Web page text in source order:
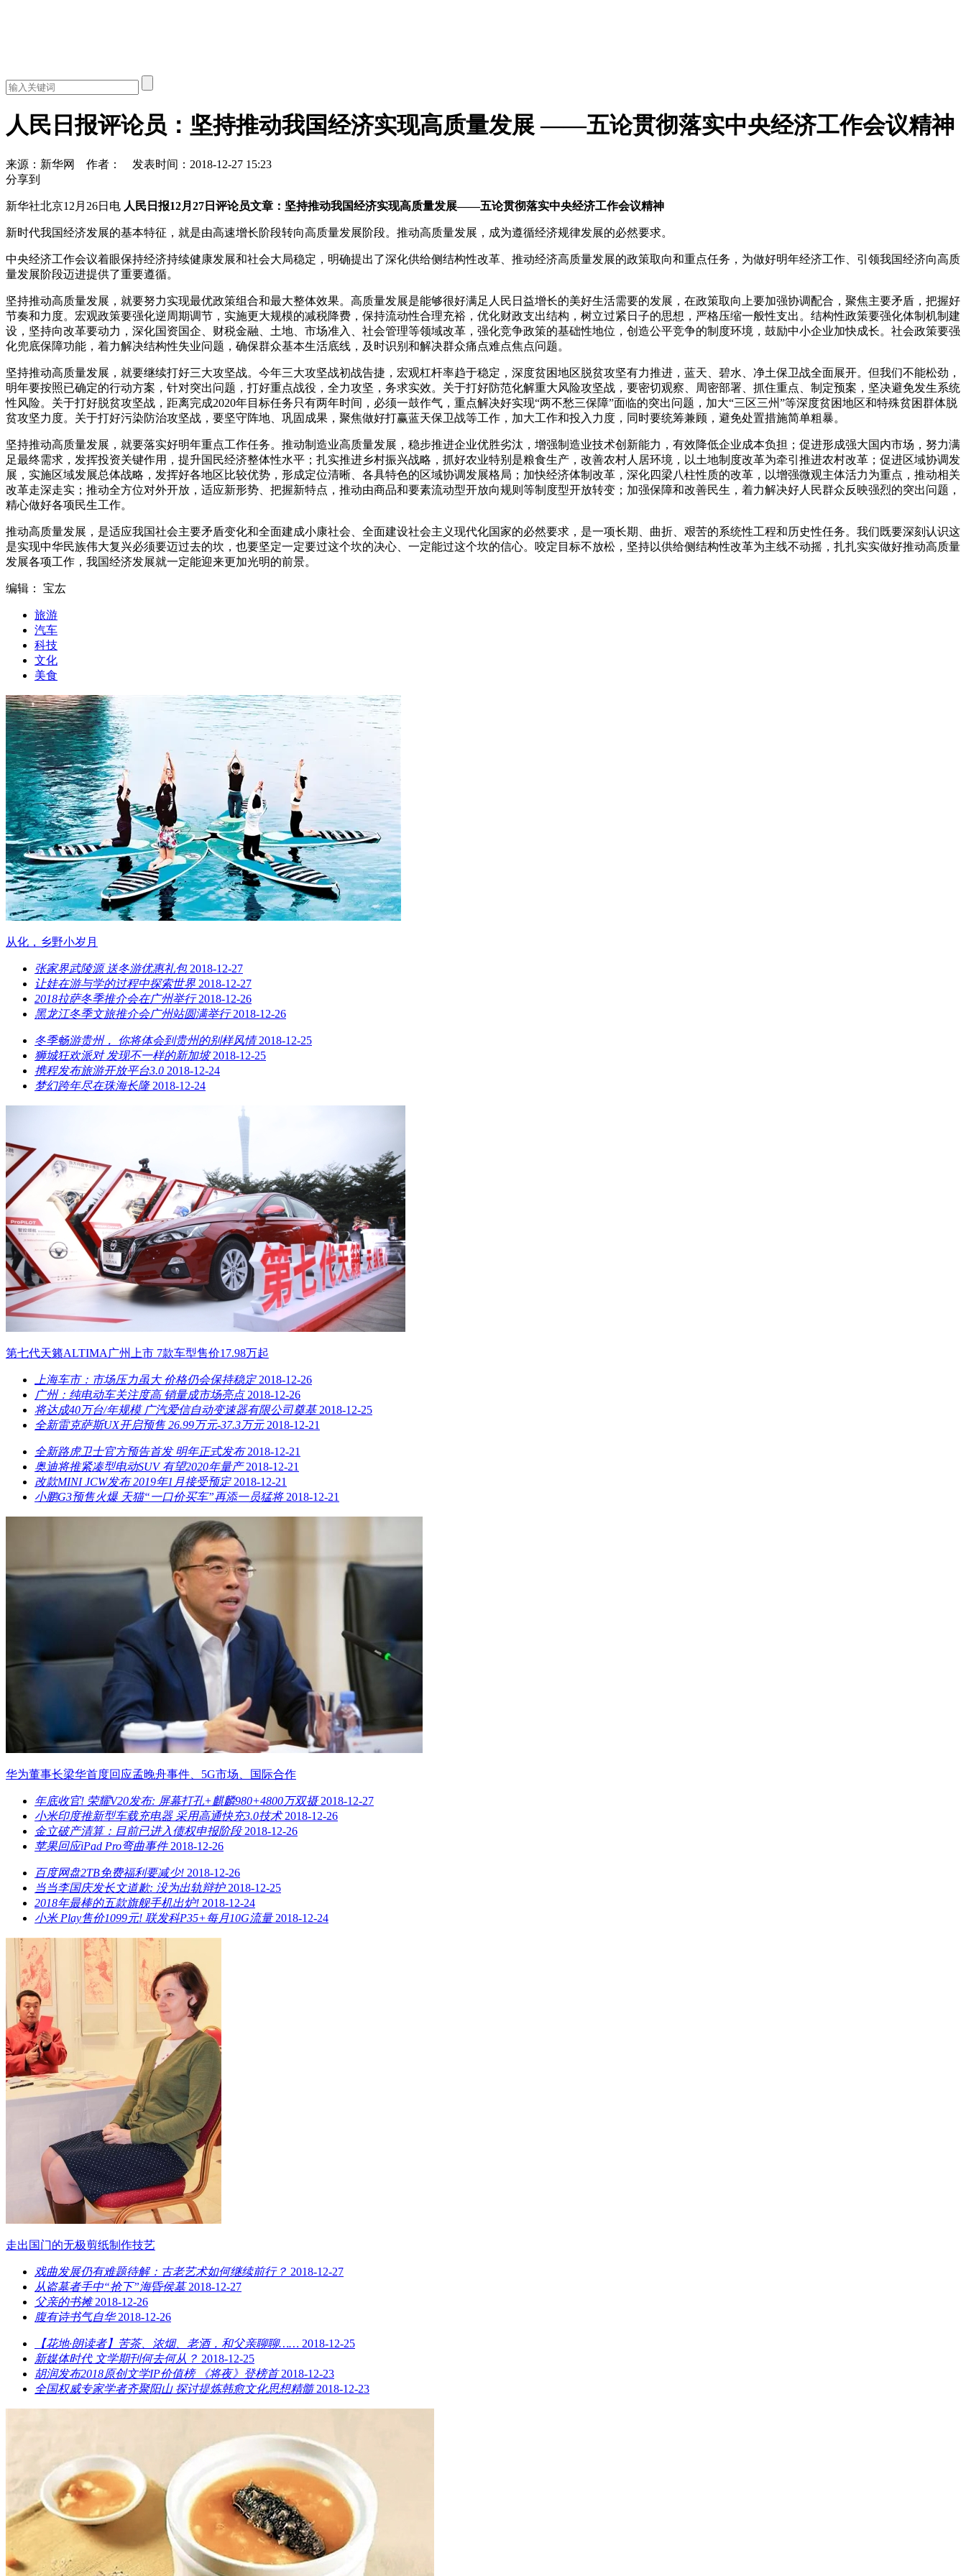
人民日报评论员：坚持推动我国经济实现高质量发展 ——五论贯彻落实中央经济工作会议精神
来源：新华网 作者：
发表时间：2018-12-27 15:23
分享到
新华社北京12月26日电 人民日报12月27日评论员文章：坚持推动我国经济实现高质量发展——五论贯彻落实中央经济工作会议精神
新时代我国经济发展的基本特征，就是由高速增长阶段转向高质量发展阶段。推动高质量发展，成为遵循经济规律发展的必然要求。
中央经济工作会议着眼保持经济持续健康发展和社会大局稳定，明确提出了深化供给侧结构性改革、推动经济高质量发展的政策取向和重点任务，为做好明年经济工作、引领我国经济向高质
量发展阶段迈进提供了重要遵循。
坚持推动高质量发展，就要努力实现最优政策组合和最大整体效果。高质量发展是能够很好满足人民日益增长的美好生活需要的发展，在政策取向上要加强协调配合，聚焦主要矛盾，把握好
节奏和力度。宏观政策要强化逆周期调节，实施更大规模的减税降费，保持流动性合理充裕，优化财政支出结构，树立过紧日子的思想，严格压缩一般性支出。结构性政策要强化体制机制建
设，坚持向改革要动力，深化国资国企、财税金融、土地、市场准入、社会管理等领域改革，强化竞争政策的基础性地位，创造公平竞争的制度环境，鼓励中小企业加快成长。社会政策要强
化兜底保障功能，着力解决结构性失业问题，确保群众基本生活底线，及时识别和解决群众痛点难点焦点问题。
坚持推动高质量发展，就要继续打好三大攻坚战。今年三大攻坚战初战告捷，宏观杠杆率趋于稳定，深度贫困地区脱贫攻坚有力推进，蓝天、碧水、净土保卫战全面展开。但我们不能松劲，
明年要按照已确定的行动方案，针对突出问题，打好重点战役，全力攻坚，务求实效。关于打好防范化解重大风险攻坚战，要密切观察、周密部署、抓住重点、制定预案，坚决避免发生系统
性风险。关于打好脱贫攻坚战，距离完成2020年目标任务只有两年时间，必须一鼓作气，重点解决好实现“两不愁三保障”面临的突出问题，加大“三区三州”等深度贫困地区和特殊贫困群体脱
贫攻坚力度。关于打好污染防治攻坚战，要坚守阵地、巩固成果，聚焦做好打赢蓝天保卫战等工作，加大工作和投入力度，同时要统筹兼顾，避免处置措施简单粗暴。
坚持推动高质量发展，就要落实好明年重点工作任务。推动制造业高质量发展，稳步推进企业优胜劣汰，增强制造业技术创新能力，有效降低企业成本负担；促进形成强大国内市场，努力满
足最终需求，发挥投资关键作用，提升国民经济整体性水平；扎实推进乡村振兴战略，抓好农业特别是粮食生产，改善农村人居环境，以土地制度改革为牵引推进农村改革；促进区域协调发
展，实施区域发展总体战略，发挥好各地区比较优势，形成定位清晰、各具特色的区域协调发展格局；加快经济体制改革，深化四梁八柱性质的改革，以增强微观主体活力为重点，推动相关
改革走深走实；推动全方位对外开放，适应新形势、把握新特点，推动由商品和要素流动型开放向规则等制度型开放转变；加强保障和改善民生，着力解决好人民群众反映强烈的突出问题，
精心做好各项民生工作。
推动高质量发展，是适应我国社会主要矛盾变化和全面建成小康社会、全面建设社会主义现代化国家的必然要求，是一项长期、曲折、艰苦的系统性工程和历史性任务。我们既要深刻认识这
是实现中华民族伟大复兴必须要迈过去的坎，也要坚定一定要过这个坎的决心、一定能过这个坎的信心。咬定目标不放松，坚持以供给侧结构性改革为主线不动摇，扎扎实实做好推动高质量
发展各项工作，我国经济发展就一定能迎来更加光明的前景。
编辑： 宝厷
旅游
汽车
科技
文化
美食
从化，乡野小岁月
张家界武陵源 送冬游优惠礼包 2018-12-27
让娃在游与学的过程中探索世界 2018-12-27
2018拉萨冬季推介会在广州举行 2018-12-26
黑龙江冬季文旅推介会广州站圆满举行 2018-12-26
冬季畅游贵州， 你将体会到贵州的别样风情 2018-12-25
狮城狂欢派对 发现不一样的新加坡 2018-12-25
携程发布旅游开放平台3.0 2018-12-24
梦幻跨年尽在珠海长隆 2018-12-24
第七代天籁ALTIMA广州上市 7款车型售价17.98万起
上海车市：市场压力虽大 价格仍会保持稳定 2018-12-26
广州：纯电动车关注度高 销量成市场亮点 2018-12-26
将达成40万台/年规模 广汽爱信自动变速器有限公司奠基 2018-12-25
全新雷克萨斯UX开启预售 26.99万元-37.3万元 2018-12-21
全新路虎卫士官方预告首发 明年正式发布 2018-12-21
奥迪将推紧凑型电动SUV 有望2020年量产 2018-12-21
改款MINI JCW发布 2019年1月接受预定 2018-12-21
小鹏G3预售火爆 天猫“一口价买车”再添一员猛将 2018-12-21
华为董事长梁华首度回应孟晚舟事件、5G市场、国际合作
年底收官! 荣耀V20发布: 屏幕打孔+麒麟980+4800万双摄 2018-12-27
小米印度推新型车载充电器 采用高通快充3.0技术 2018-12-26
金立破产清算：目前已进入债权申报阶段 2018-12-26
苹果回应iPad Pro弯曲事件 2018-12-26
百度网盘2TB免费福利要减少! 2018-12-26
当当李国庆发长文道歉: 没为出轨辩护 2018-12-25
2018年最棒的五款旗舰手机出炉! 2018-12-24
小米 Play售价1099元! 联发科P35+每月10G流量 2018-12-24
走出国门的无极剪纸制作技艺
戏曲发展仍有难题待解：古老艺术如何继续前行？ 2018-12-27
从盗墓者手中“抢下”海昏侯墓 2018-12-27
父亲的书摊 2018-12-26
腹有诗书气自华 2018-12-26
【花地·朗读者】苦茶、浓烟、老酒，和父亲聊聊…… 2018-12-25
新媒体时代 文学期刊何去何从？ 2018-12-25
胡润发布2018原创文学IP价值榜 《将夜》登榜首 2018-12-23
全国权威专家学者齐聚阳山 探讨提炼韩愈文化思想精髓 2018-12-23